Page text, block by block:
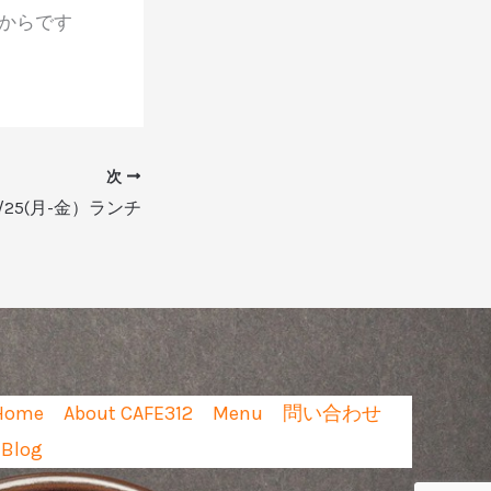
らです
次
月-金）ランチ
About CAFE312 Menu
問い合わせ
Blog